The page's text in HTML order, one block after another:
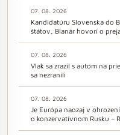
07. 08. 2026
Kandidatúru Slovenska do
štátov, Blanár hovorí o
07. 08. 2026
Vlak sa zrazil s autom na
sa nezranili
07. 08. 2026
Je Európa naozaj v
o konzervatívnom Rusku –